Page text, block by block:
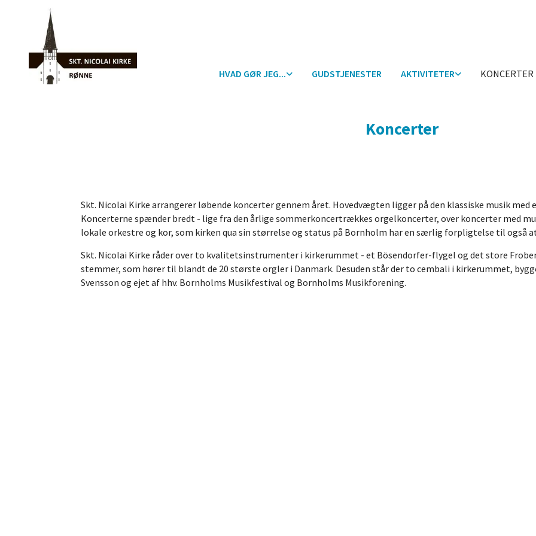
HVAD GØR JEG... GUDSTJENESTER AKTIVITETER KONCERTER
Koncerter
Skt. Nicolai Kirke arrangerer løbende koncerter gennem året. Hovedvægten ligger på den klassiske musik
Koncerterne spænder bredt - lige fra den årlige sommerkoncertrækkes orgelkoncerter, over koncerter med
lokale orkestre og kor, som kirken qua sin størrelse og status på Bornholm har en særlig forpligtelse til også
Skt. Nicolai Kirke råder over to kvalitetsinstrumenter i kirkerummet - et Bösendorfer-flygel og det store
stemmer, som hører til blandt de 20 største orgler i Danmark. Desuden står der to cembali i kirkerummet,
Svensson og ejet af hhv. Bornholms Musikfestival og Bornholms Musikforening.